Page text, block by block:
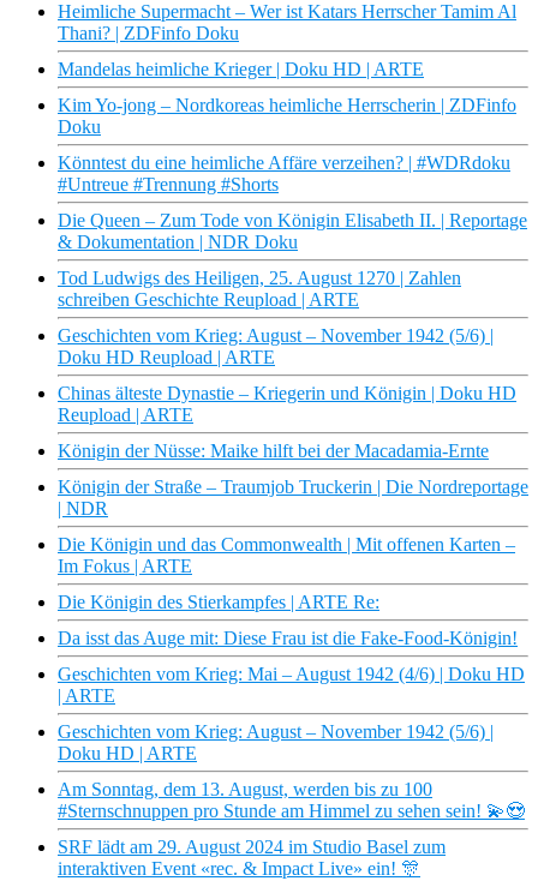
Heimliche Supermacht – Wer ist Katars Herrscher Tamim Al
Thani? | ZDFinfo Doku
Mandelas heimliche Krieger | Doku HD | ARTE
Kim Yo-jong – Nordkoreas heimliche Herrscherin | ZDFinfo
Doku
Könntest du eine heimliche Affäre verzeihen? | #WDRdoku
#Untreue #Trennung #Shorts
Die Queen – Zum Tode von Königin Elisabeth II. | Reportage
& Dokumentation | NDR Doku
Tod Ludwigs des Heiligen, 25. August 1270 | Zahlen
schreiben Geschichte Reupload | ARTE
Geschichten vom Krieg: August – November 1942 (5/6) |
Doku HD Reupload | ARTE
Chinas älteste Dynastie – Kriegerin und Königin | Doku HD
Reupload | ARTE
Königin der Nüsse: Maike hilft bei der Macadamia-Ernte
Königin der Straße – Traumjob Truckerin | Die Nordreportage
| NDR
Die Königin und das Commonwealth | Mit offenen Karten –
Im Fokus | ARTE
Die Königin des Stierkampfes | ARTE Re:
Da isst das Auge mit: Diese Frau ist die Fake-Food-Königin!
Geschichten vom Krieg: Mai – August 1942 (4/6) | Doku HD
| ARTE
Geschichten vom Krieg: August – November 1942 (5/6) |
Doku HD | ARTE
Am Sonntag, dem 13. August, werden bis zu 100
#Sternschnuppen pro Stunde am Himmel zu sehen sein! 💫😍
SRF lädt am 29. August 2024 im Studio Basel zum
interaktiven Event «rec. & Impact Live» ein! 🎊